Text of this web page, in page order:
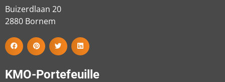
Buizerdlaan 20
2880 Bornem
KMO-Portefeuille